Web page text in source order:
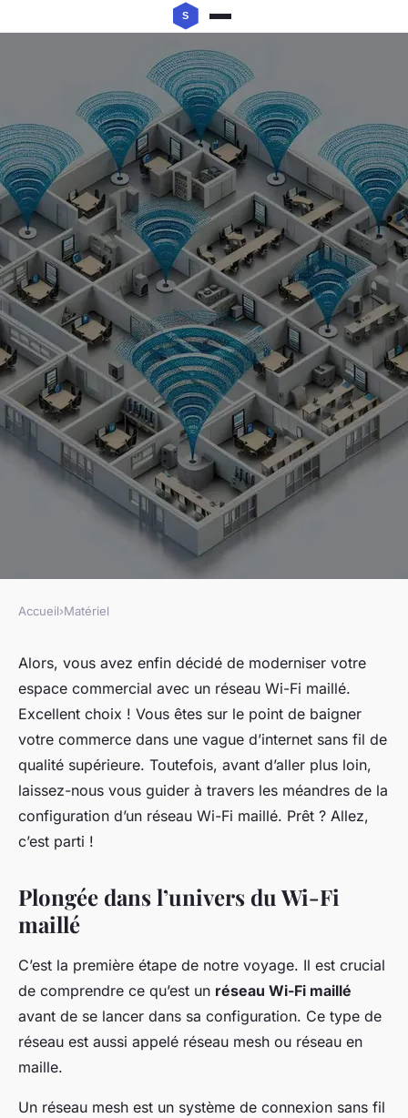
Quelle est la meilleure façon
de configurer un réseau maillé
pour une couverture Wi-Fi
complète dans un espace
commercial ?
Accueil›Matériel
Alors, vous avez enfin décidé de moderniser votre
espace commercial avec un réseau Wi-Fi maillé.
Excellent choix ! Vous êtes sur le point de baigner
votre commerce dans une vague d’internet sans fil de
qualité supérieure. Toutefois, avant d’aller plus loin,
laissez-nous vous guider à travers les méandres de la
configuration d’un réseau Wi-Fi maillé. Prêt ? Allez,
c’est parti !
Plongée dans l’univers du Wi-Fi
maillé
C’est la première étape de notre voyage. Il est crucial
de comprendre ce qu’est un réseau Wi-Fi maillé
avant de se lancer dans sa configuration. Ce type de
réseau est aussi appelé réseau mesh ou réseau en
maille.
Un réseau mesh est un système de connexion sans fil